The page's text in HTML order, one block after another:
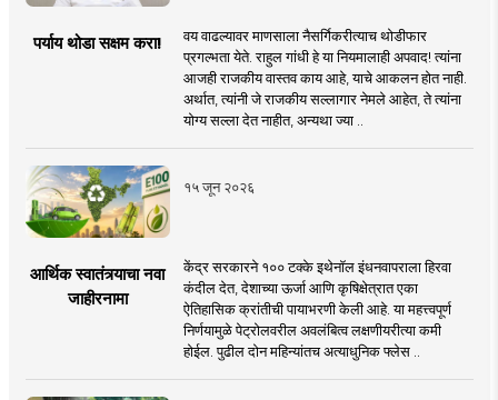
पर्याय थोडा सक्षम करा!
वय वाढल्यावर माणसाला नैसर्गिकरीत्याच थोडीफार
प्रगल्भता येते. राहुल गांधी हे या नियमालाही अपवाद! त्यांना
आजही राजकीय वास्तव काय आहे, याचे आकलन होत नाही.
अर्थात, त्यांनी जे राजकीय सल्लागार नेमले आहेत, ते त्यांना
योग्य सल्ला देत नाहीत, अन्यथा ज्या ..
१५ जून २०२६
आर्थिक स्वातंत्र्याचा नवा
जाहीरनामा
केंद्र सरकारने १०० टक्के इथेनॉल इंधनवापराला हिरवा
कंदील देत, देशाच्या ऊर्जा आणि कृषिक्षेत्रात एका
ऐतिहासिक क्रांतीची पायाभरणी केली आहे. या महत्त्वपूर्ण
निर्णयामुळे पेट्रोलवरील अवलंबित्व लक्षणीयरीत्या कमी
होईल. पुढील दोन महिन्यांतच अत्याधुनिक फ्लेस ..